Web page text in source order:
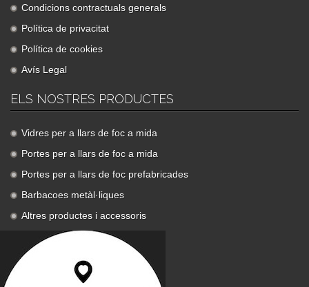
Condicions contractuals generals
Política de privacitat
Política de cookies
Avís Legal
ELS NOSTRES PRODUCTES
Vidres per a llars de foc a mida
Portes per a llars de foc a mida
Portes per a llars de foc prefabricades
Barbacoes metàl·liques
Altres productes i accessoris